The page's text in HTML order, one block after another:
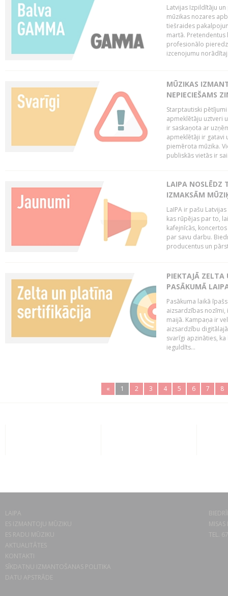
Latvijas Izpildītāju
mūzikas nozares
tiešraides
martā. Pretendentus
profesionālo
izcenojumu
MŪZIKAS
NEPIECIEŠAMS
Starptautiski
apmeklētāju uztveri
ir saskaņota ar
apmeklētāji ir gatavi
piemērota mūzika.
publiskās vietās ir
LAIPA NOSLĒDZ
IZMAKSĀM
LaIPA ir pašu
kas rūpējas par to,
kafejnīcās,
par savu darbu.
producentus un
PIEKTAJĀ ZELTA
PASĀKUMĀ
Pasākuma laikā
aizsardzības nozīmi,
maijā. Kampaņa ir
aizsardzību
svarīgi apzināties,
ieguldīts...
« 1 2 3 4 5 6 7 8
LAIPA
ES IZMANTOJU MŪZIKU
ES RADU MŪZIKU
AKTUALITĀTES
KONTAKTI
SĪKDATŅU IZMANTOŠANAS POLITIKA
DATU APSTRĀDE
TEL.